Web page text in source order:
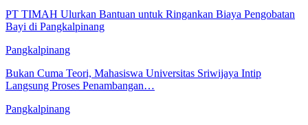
PT TIMAH Ulurkan Bantuan untuk Ringankan Biaya Pengobatan
Bayi di Pangkalpinang
Pangkalpinang
Bukan Cuma Teori, Mahasiswa Universitas Sriwijaya Intip
Langsung Proses Penambangan…
Pangkalpinang